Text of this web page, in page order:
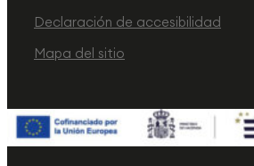
Declaración de accesibilidad
Mapa del sitio